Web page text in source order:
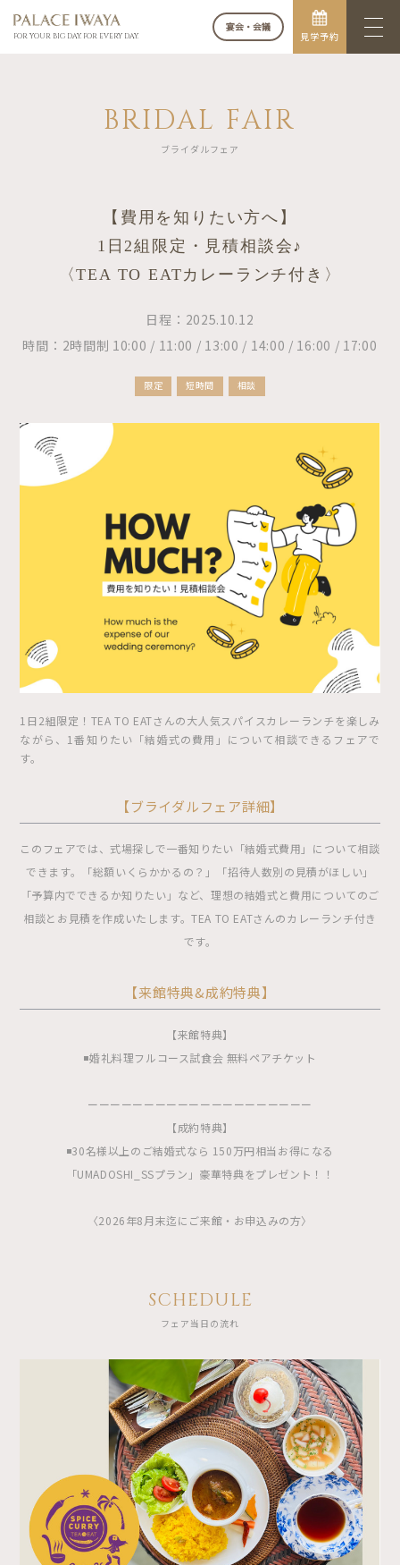
FOR YOUR BIG DAY. FOR EVERY DAY.
宴会・会議
見学予約
BRIDAL FAIR
ブライダルフェア
【費用を知りたい方へ】
1日2組限定・見積相談会♪
〈TEA TO EATカレーランチ付き〉
日程：2025.10.12
時間：2時間制 10:00 / 11:00 / 13:00 / 14:00 / 16:00 / 17:00
限定 短時間 相談
1日2組限定！TEA TO EATさんの大人気スパイスカレーランチを楽しみ
ながら、1番知りたい「結婚式の費用」について相談できるフェアで
す。
【ブライダルフェア詳細】
このフェアでは、式場探しで一番知りたい「結婚式費用」について相談
できます。「総額いくらかかるの？」「招待人数別の見積がほしい」
「予算内でできるか知りたい」など、理想の結婚式と費用についてのご
相談とお見積を作成いたします。TEA TO EATさんのカレーランチ付き
です。
【来館特典&成約特典】
【来館特典】
◾️婚礼料理フルコース試食会 無料ペアチケット
ーーーーーーーーーーーーーーーーーーーー
【成約特典】
◾️30名様以上のご結婚式なら 150万円相当お得になる
「UMADOSHI_SSプラン」豪華特典をプレゼント！！
〈2026年8月末迄にご来館・お申込みの方〉
SCHEDULE
フェア当日の流れ